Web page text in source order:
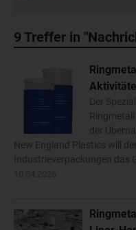
9 Treffer in
Der
der
New England Plastics will
Industrieverpackungen das